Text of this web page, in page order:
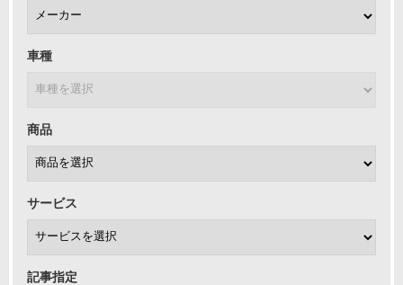
車種
商品
サービス
記事指定